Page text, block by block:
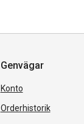
Genvägar
Konto
Orderhistorik